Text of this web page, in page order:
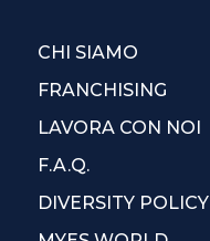
CHI SIAMO
FRANCHISING
LAVORA CON NOI
F.A.Q.
DIVERSITY POLICY